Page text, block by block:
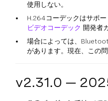
使用しない。
H.264コーデックはサポ
ビデオコーデック 開発者
場合によっては、
があります。現在、この
v2.31.0 —